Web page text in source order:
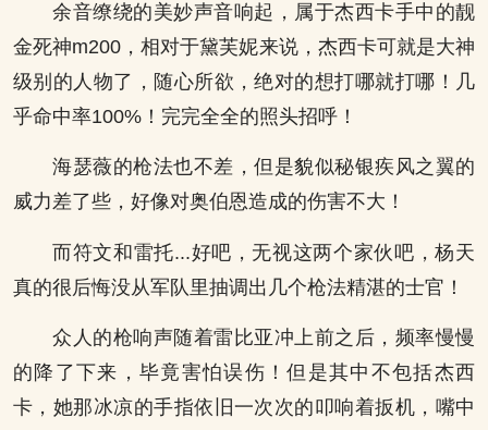
余音缭绕的美妙声音响起，属于杰西卡手中的靓
金死神m200，相对于黛芙妮来说，杰西卡可就是大神
级别的人物了，随心所欲，绝对的想打哪就打哪！几
乎命中率100%！完完全全的照头招呼！
海瑟薇的枪法也不差，但是貌似秘银疾风之翼的
威力差了些，好像对奥伯恩造成的伤害不大！
而符文和雷托...好吧，无视这两个家伙吧，杨天
真的很后悔没从军队里抽调出几个枪法精湛的士官！
众人的枪响声随着雷比亚冲上前之后，频率慢慢
的降了下来，毕竟害怕误伤！但是其中不包括杰西
卡，她那冰凉的手指依旧一次次的叩响着扳机，嘴中